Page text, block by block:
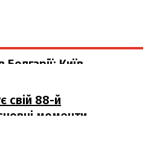
Київ
свій 88-й
моменти
України